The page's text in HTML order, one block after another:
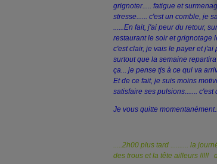
grignoter..... fatigue et
stresse...... c'est un comble, je
......En fait, j'ai peur du retour,
restaurant le soir et grignotage
c'est clair, je vais le payer et j'ai
surtout que la semaine
ça... je pense tjs à ce qui va
Et de ce fait, je suis moins
satisfaire ses pulsions....... c'est
Je vous quitte
.....2h00 plus tard .......... la
des trous et la tête ailleurs !!!!!